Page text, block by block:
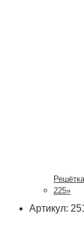
225»
Артикул: